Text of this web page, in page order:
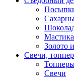
Мастика
Золото
Свечи,
Свечи